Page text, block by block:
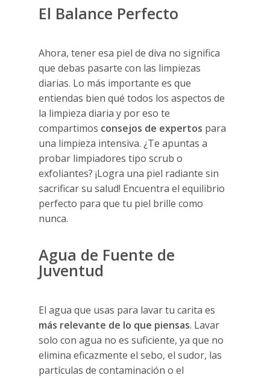
El Balance Perfecto
Ahora, tener esa piel de diva no significa
que debas pasarte con las limpiezas
diarias. Lo más importante es que
entiendas bien qué todos los aspectos de
la limpieza diaria y por eso te
compartimos consejos de expertos para
una limpieza intensiva. ¿Te apuntas a
probar limpiadores tipo scrub o
exfoliantes? ¡Logra una piel radiante sin
sacrificar su salud! Encuentra el equilibrio
perfecto para que tu piel brille como
nunca.
Agua de Fuente de
Juventud
El agua que usas para lavar tu carita es
más relevante de lo que piensas. Lavar
solo con agua no es suficiente, ya que no
elimina eficazmente el sebo, el sudor, las
partículas de contaminación o el